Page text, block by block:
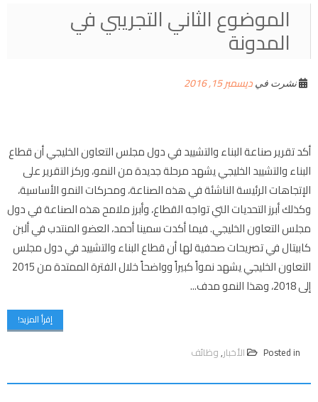
الموضوع الثاني التجريبي في
المدونة
نشرت في ديسمبر 15, 2016
أكد تقرير صناعة البناء والتشييد في دول مجلس التعاون الخليجي أن قطاع
البناء والتشييد الخليجي يشهد مرحلة جديدة من النمو، وركز التقرير على
الإتجاهات الرئيسة الناشئة في هذه الصناعة، ومحركات النمو الأساسية،
وكذلك أبرز التحديات التي تواجه القطاع، وأبرز ملامح هذه الصناعة في دول
مجلس التعاون الخليجي. فيما أكدت سمينا أحمد، العضو المنتدب في ألبن
كابيتال في تصريحات صحفية لها أن قطاع البناء والتشييد في دول مجلس
التعاون الخليجي يشهد نمواً كبيراً وواضحاً خلال الفترة الممتدة من 2015
إلى 2018، وهذا النمو مدف...
إقرأ المزيد!
Posted in الأخبار,وظائف